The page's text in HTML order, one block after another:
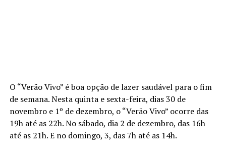
O “Verão Vivo” é boa opção de lazer saudável para o fim
de semana. Nesta quinta e sexta-feira, dias 30 de
novembro e 1º de dezembro, o “Verão Vivo” ocorre das
19h até as 22h. No sábado, dia 2 de dezembro, das 16h
até as 21h. E no domingo, 3, das 7h até as 14h.